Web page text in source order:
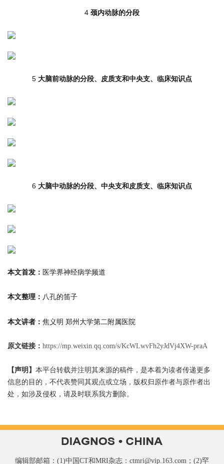
4 颈内动脉的分段
5 大脑前动脉的分段、 皮质支和中央支、 临床知识点
6 大脑中动脉的分段、 中央支和皮质支、临床知识点
本文首发： 医学界神经病学频道
本文整理： 八孔的笛子
本文讲者： 焦义明 郑州大学第二附属医院
原文链接： https://mp.weixin.qq.com/s/KcWLwvFh2yJdVj4XW-praA
【声明】 本平台转载并注明其来源的稿件，是本着为读者传递更多
信息的目的，不代表赞同其观点或立场，版权归原作者与原作者出
处，如涉及侵权，请及时联系我方删除。
编辑部邮箱：(1)中国CT和MRI杂志：ctmri@vip.163.com；(2)罕